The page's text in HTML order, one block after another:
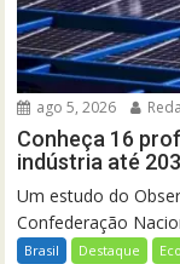
ago 5, 2026
Conheça 16
indústria até
Um estudo do
Confederação
Brasil Destaque